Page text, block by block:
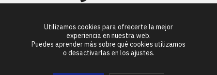
ES EN FR PT
Utilizamos cookies para ofrecerte la mejor
experiencia en nuestra web.
Puedes aprender más sobre qué cookies utilizamos
o desactivarlas en los ajustes.